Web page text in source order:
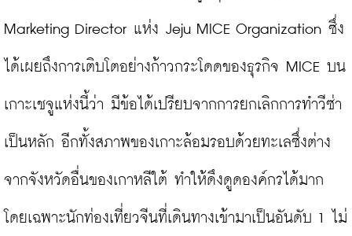
Marketing Director แห่ง Jeju MICE Organization ซึ่ง
ได้เผยถึงการเติบโตอย่างก้าวกระโดดของธุรกิจ MICE บน
เกาะเชจูแห่งนี้ว่า มีข้อได้เปรียบจากการยกเลิกการทำวีซ่า
เป็นหลัก อีกทั้งสภาพของเกาะล้อมรอบด้วยทะเลซึ่งต่าง
จากจังหวัดอื่นของเกาหลีใต้ ทำให้ดึงดูดองค์กรได้มาก
โดยเฉพาะนักท่องเที่ยวจีนที่เดินทางเข้ามาเป็นอันดับ 1 ไม่